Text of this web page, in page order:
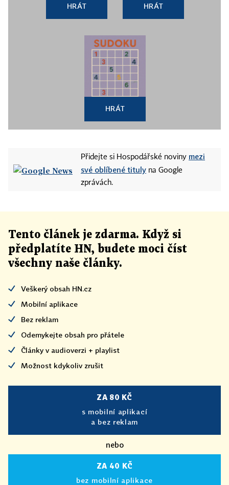
HRÁT HRÁT
HRÁT
Přidejte si Hospodářské noviny mezi
své oblíbené tituly na Google
zprávách.
Tento článek je zdarma. Když si
předplatíte HN, budete moci číst
všechny naše články.
Veškerý obsah HN.cz
Mobilní aplikace
Bez reklam
Odemykejte obsah pro přátele
Články v audioverzi + playlist
Možnost kdykoliv zrušit
ZA 80 KČ
s mobilní aplikací
a bez reklam
nebo
ZA 40 KČ
bez mobilní aplikace